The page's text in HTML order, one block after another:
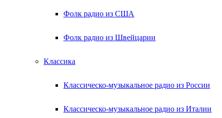
Фолк радио из США
Фолк радио из Швейцарии
Классика
Классическо-музыкальное радио из России
Классическо-музыкальное радио из Италии